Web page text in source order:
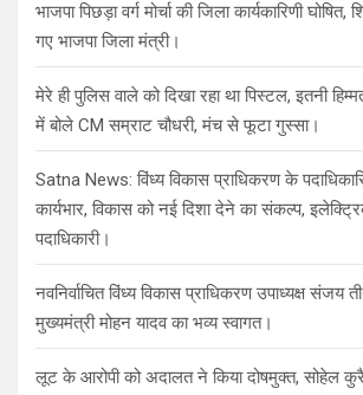
भाजपा पिछड़ा वर्ग मोर्चा की जिला कार्यकारिणी घोषित,
गए भाजपा जिला मंत्री।
मेरे ही पुलिस वाले को दिखा रहा था पिस्टल, इतनी
में बोले CM सम्राट चौधरी, मंच से फूटा गुस्सा।
Satna News: विंध्य विकास प्राधिकरण के
कार्यभार, विकास को नई दिशा देने का संकल्प,
पदाधिकारी।
नवनिर्वाचित विंध्य विकास प्राधिकरण उपाध्यक्ष संजय
मुख्यमंत्री मोहन यादव का भव्य स्वागत।
लूट के आरोपी को अदालत ने किया दोषमुक्त, सोहेल